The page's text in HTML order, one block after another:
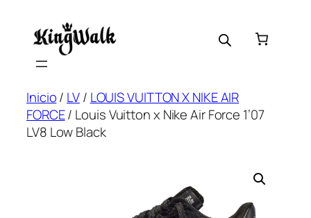
contenido
Inicio/ LV/ LOUIS VUITTON X NIKE AIR
FORCE/ Louis Vuitton x Nike Air Force 1’07
LV8 Low Black